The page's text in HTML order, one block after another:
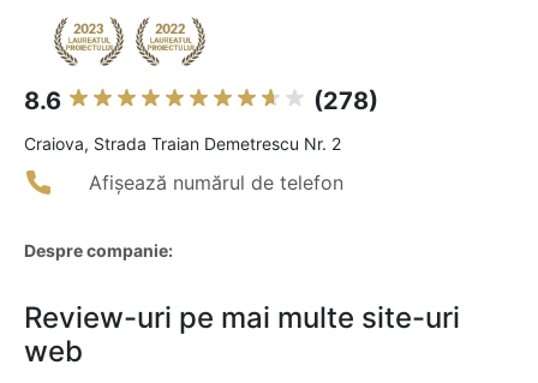
8.6 (278)
Craiova, Strada Traian Demetrescu Nr. 2
Afișează numărul de telefon
Despre companie:
Review-uri pe mai multe site-uri
web